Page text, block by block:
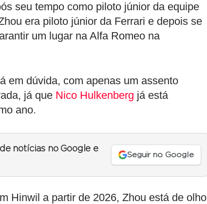
seu tempo como piloto júnior da equipe
era piloto júnior da Ferrari e depois se
um lugar na Alfa Romeo na
em dúvida, com apenas um assento
já que Nico Hulkenberg já está
ano.
notícias no Google e
Seguir no Google
Hinwil a partir de 2026, Zhou está de olho